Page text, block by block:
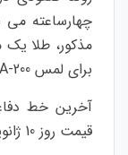
چهارساعته
مذکور، طلا یک
برای لمس 200-SMA در تراز 1800 دلار باز می‌کند.
آخرین خط
قیمت روز 10 ژانویه (20 دی) یعنی 1790 دلار قرار دارد.